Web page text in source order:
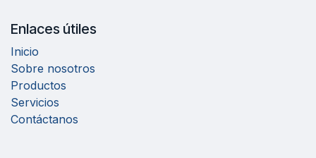
Enlaces útiles
Inicio
Sobre nosotros
Productos
Servicios
Contáctanos